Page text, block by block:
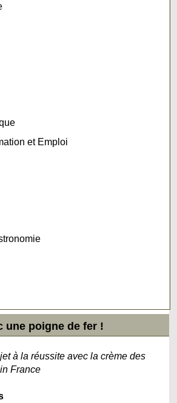
et Emploi
une poigne de fer !
à la réussite avec la crème des
France